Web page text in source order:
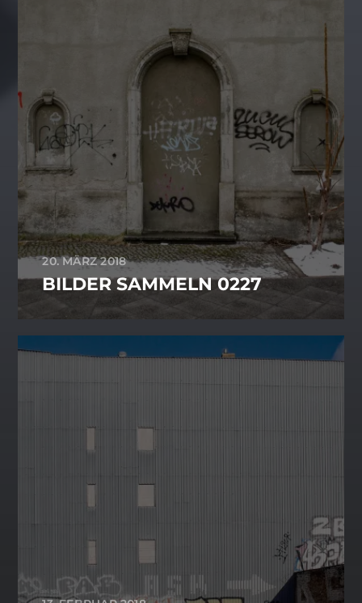
20. MÄRZ 2018
BILDER SAMMELN 0227